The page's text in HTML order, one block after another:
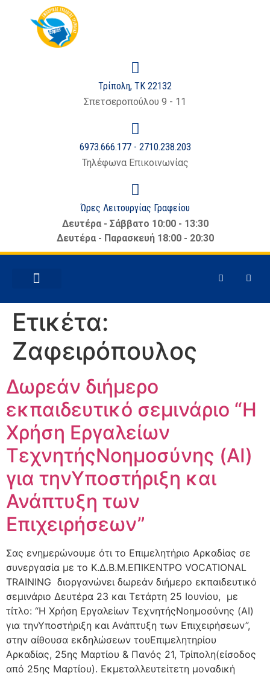
περιεχόμενο
Τρίπολη, ΤΚ 22132
Σπετσεροπούλου 9 - 11
6973.666.177 - 2710.238.203
Τηλέφωνα Επικοινωνίας
Ώρες Λειτουργίας Γραφείου
Δευτέρα - Σάββατο 10:00 - 13:30
Δευτέρα - Παρασκευή 18:00 - 20:30
Ετικέτα:
Ζαφειρόπουλος
Δωρεάν διήμερο
εκπαιδευτικό σεμινάριο “Η
Χρήση Εργαλείων
ΤεχνητήςΝοημοσύνης (AI)
για τηνΥποστήριξη και
Ανάπτυξη των
Επιχειρήσεων”
Σας ενημερώνουμε ότι το Επιμελητήριο Αρκαδίας σε
συνεργασία με το Κ.Δ.Β.Μ.ΕΠΙΚΕΝΤΡΟ VOCATIONAL
TRAINING διοργανώνει δωρεάν διήμερο εκπαιδευτικό
σεμινάριο Δευτέρα 23 και Τετάρτη 25 Ιουνίου, με
τίτλο: “Η Χρήση Εργαλείων ΤεχνητήςΝοημοσύνης (AI)
για τηνΥποστήριξη και Ανάπτυξη των Επιχειρήσεων”,
στην αίθουσα εκδηλώσεων τουΕπιμελητηρίου
Αρκαδίας, 25ης Μαρτίου & Πανός 21, Τρίπολη(είσοδος
από 25ης Μαρτίου). Εκμεταλλευτείτετη μοναδική